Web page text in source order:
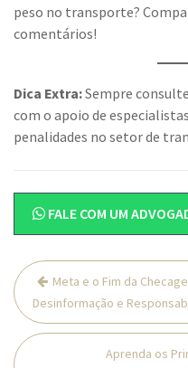
peso no transporte?
comentários!
Dica Extra:Sempre
com o apoio de
penalidades no setor de
FALE COM UM
Navegação
de
Post
Meta e o Fim da
Desinformação e
Aprenda os